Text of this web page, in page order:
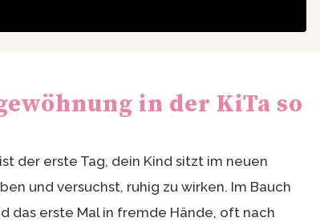
in der KiTa so
der erste Tag, dein Kind sitzt im neuen
und versuchst, ruhig zu wirken. Im Bauch
das erste Mal in fremde Hände, oft nach